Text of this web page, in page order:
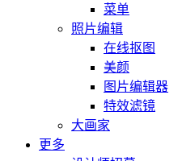
菜单
照片编辑
在线抠图
美颜
图片编辑器
特效滤镜
大画家
更多